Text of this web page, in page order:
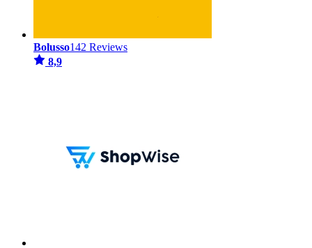
Bolusso142 Reviews
8,9